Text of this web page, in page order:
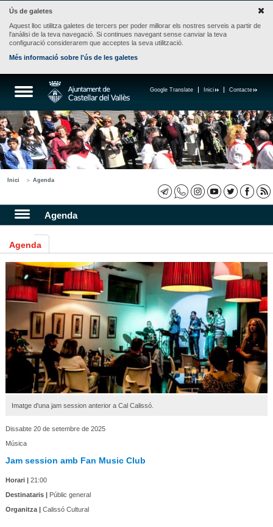
Ús de galetes
Aquest lloc utilitza galetes de tercers per poder millorar els nostres serveis a partir de
l'anàlisi de la teva navegació. Si continues navegant sense canviar la teva
configuració considerarem que acceptes la seva utilització.
Més informació sobre l'ús de les galetes
Contacte
Inici
Google Translate
Inici Agenda
Agenda
Agenda
Imatge d'una jam session anterior a Cal Calissó.
Dissabte 20 de setembre de 2025
Música
Jam session amb Fan Music Club
Horari |21:00
Destinataris |Públic general
Organitza |Calissó Cultural